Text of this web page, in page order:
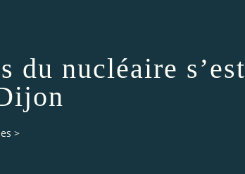
du nucléaire s’est
>